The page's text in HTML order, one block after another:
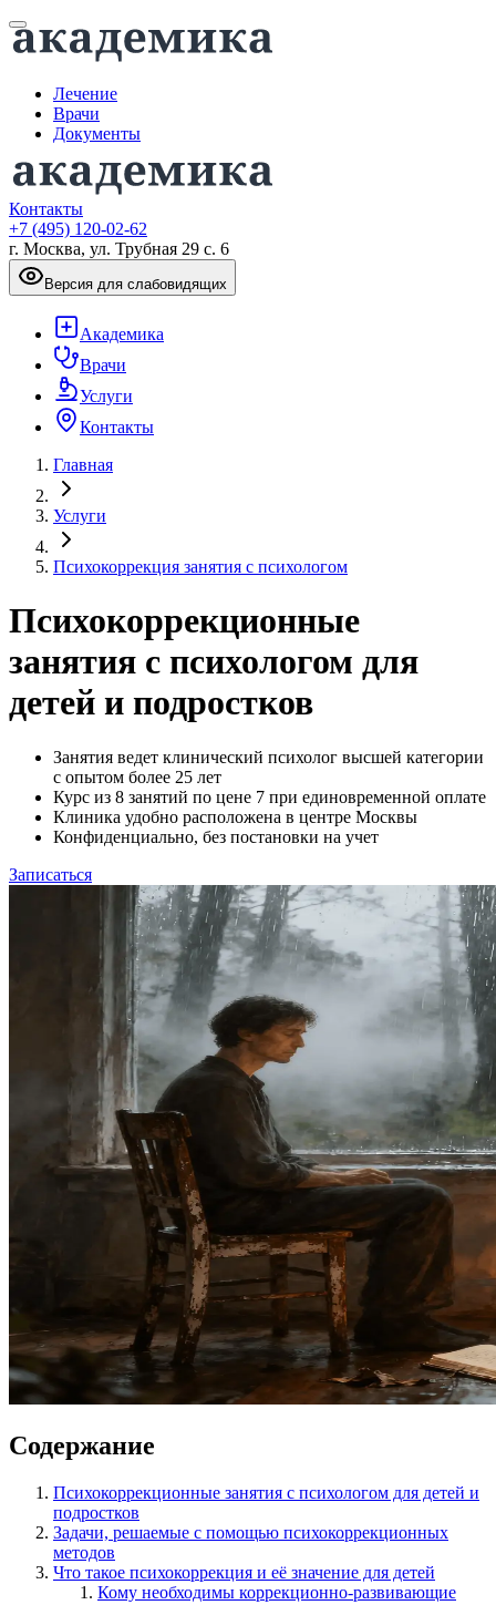
Лечение
Врачи
Документы
Контакты
+7 (495) 120-02-62
г. Москва, ул. Трубная 29 с. 6
Версия для слабовидящих
Академика
Врачи
Услуги
Контакты
Главная
Услуги
Психокоррекция занятия с психологом
Психокоррекционные
занятия с психологом для
детей и подростков
Занятия ведет клинический психолог высшей категории
с опытом более 25 лет
Курс из 8 занятий по цене 7 при единовременной оплате
Клиника удобно расположена в центре Москвы
Конфиденциально, без постановки на учет
Записаться
Содержание
Психокоррекционные занятия с психологом для детей и
подростков
Задачи, решаемые с помощью психокоррекционных
методов
Что такое психокоррекция и её значение для детей
Кому необходимы коррекционно-развивающие